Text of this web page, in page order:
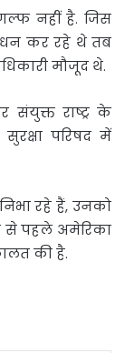
नहीं है. जिस
कर रहे थे तब
मौजूद थे.
राष्ट्र के
परिषद में
रहे हैं, उनको
से पहले अमेरिका
की है.